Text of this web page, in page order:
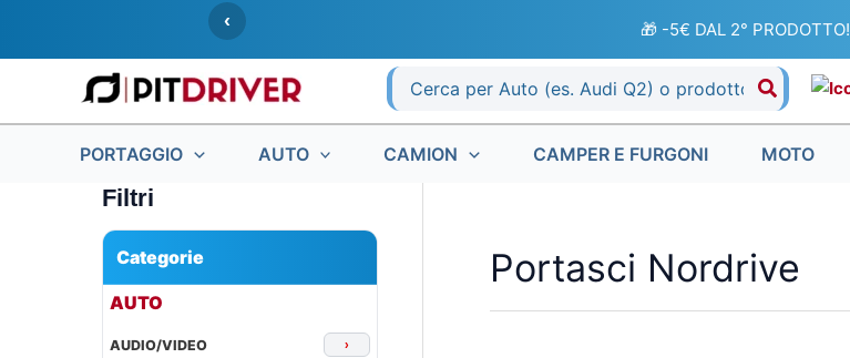
‹ 🎁 -5€ DAL 2° PRODOTTO!
Ricerca
per:
PORTAGGIO AUTO CAMION CAMPER E FURGONI MOTO
Filtri
Categorie
AUTO
AUDIO/VIDEO ›
Portasci Nordrive
in
al
più
recente